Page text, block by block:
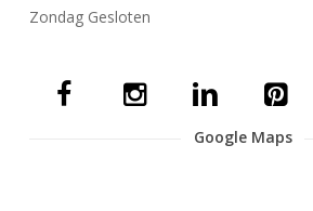
Zondag Gesloten
Google Maps